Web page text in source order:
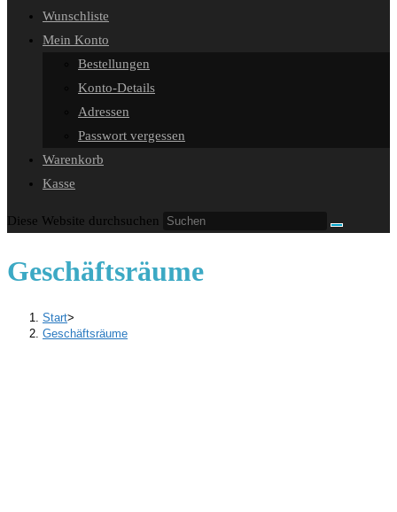
Wunschliste
Mein Konto
Bestellungen
Konto-Details
Adressen
Passwort vergessen
Warenkorb
Kasse
Diese Website durchsuchen
Geschäftsräume
Start>
Geschäftsräume